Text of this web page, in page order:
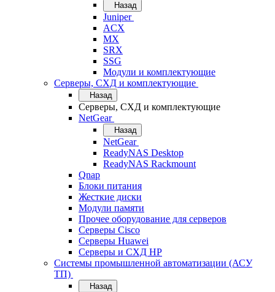
Назад
Juniper
ACX
MX
SRX
SSG
Модули и комплектующие
Серверы, СХД и комплектующие
Назад
Серверы, СХД и комплектующие
NetGear
Назад
NetGear
ReadyNAS Desktop
ReadyNAS Rackmount
Qnap
Блоки питания
Жесткие диски
Модули памяти
Прочее оборудование для серверов
Серверы Cisco
Серверы Huawei
Серверы и СХД HP
Системы промышленной автоматизации (АСУ
ТП)
Назад